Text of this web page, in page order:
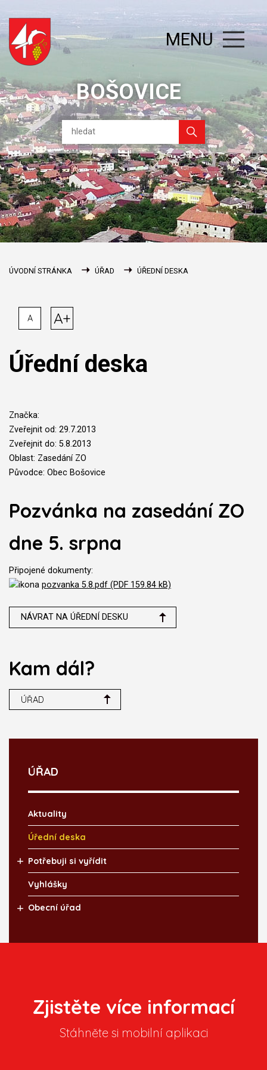
BOŠOVICE
MENU
ÚVODNÍ STRÁNKA ÚŘAD ÚŘEDNÍ DESKA
A A+
Úřední deska
Značka:
Zveřejnit od: 29.7.2013
Zveřejnit do: 5.8.2013
Oblast: Zasedání ZO
Původce: Obec Bošovice
Pozvánka na zasedání ZO
dne 5. srpna
Připojené dokumenty:
pozvanka 5.8.pdf (PDF 159.84 kB)
NÁVRAT NA ÚŘEDNÍ DESKU
Kam dál?
ÚŘAD
ÚŘAD
Aktuality
Úřední deska
Potřebuji si vyřídit
Vyhlášky
Obecní úřad
Zjistěte více informací
Stáhněte si mobilní aplikaci